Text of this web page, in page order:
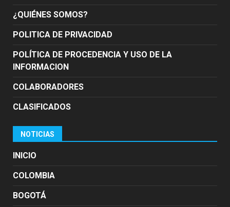
¿QUIÉNES SOMOS?
POLITICA DE PRIVACIDAD
POLÍTICA DE PROCEDENCIA Y USO DE LA
INFORMACION
COLABORADORES
CLASIFICADOS
NOTICIAS
INICIO
COLOMBIA
BOGOTÁ